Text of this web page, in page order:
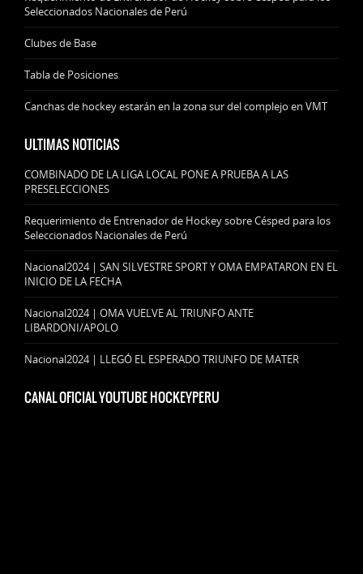
Seleccionados Nacionales de Perú
Clubes de Base
Tabla de Posiciones
Canchas de hockey estarán en la zona sur del complejo en VMT
ULTIMAS NOTICIAS
COMBINADO DE LA LIGA LOCAL PONE A PRUEBA A LAS
PRESELECCIONES
Requerimiento de Entrenador de Hockey sobre Césped para los
Seleccionados Nacionales de Perú
Nacional2024 | SAN SILVESTRE SPORT Y OMA EMPATARON EN EL
INICIO DE LA FECHA
Nacional2024 | OMA VUELVE AL TRIUNFO ANTE
LIBARDONI/APOLO
Nacional2024 | LLEGÓ EL ESPERADO TRIUNFO DE MATER
CANAL OFICIAL YOUTUBE HOCKEYPERU